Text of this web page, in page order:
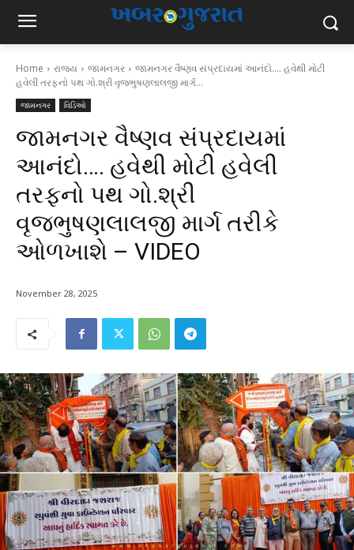
Home રાજ્ય જામનગર
જામનગર વૈષ્ણવ સંપ્રદાયમાં આનંદો.... હવેથી મોટી
હવેલી તરફનો પથ ગો.શ્રી વૃજભુષણલાલજી માર્ગ...
જામનગર વિડિઓ
જામનગર વૈષ્ણવ સંપ્રદાયમાં
આનંદો…. હવેથી મોટી હવેલી
તરફનો પથ ગો.શ્રી
વૃજભુષણલાલજી માર્ગ તરીકે
ઓળખાશે – VIDEO
November 28, 2025